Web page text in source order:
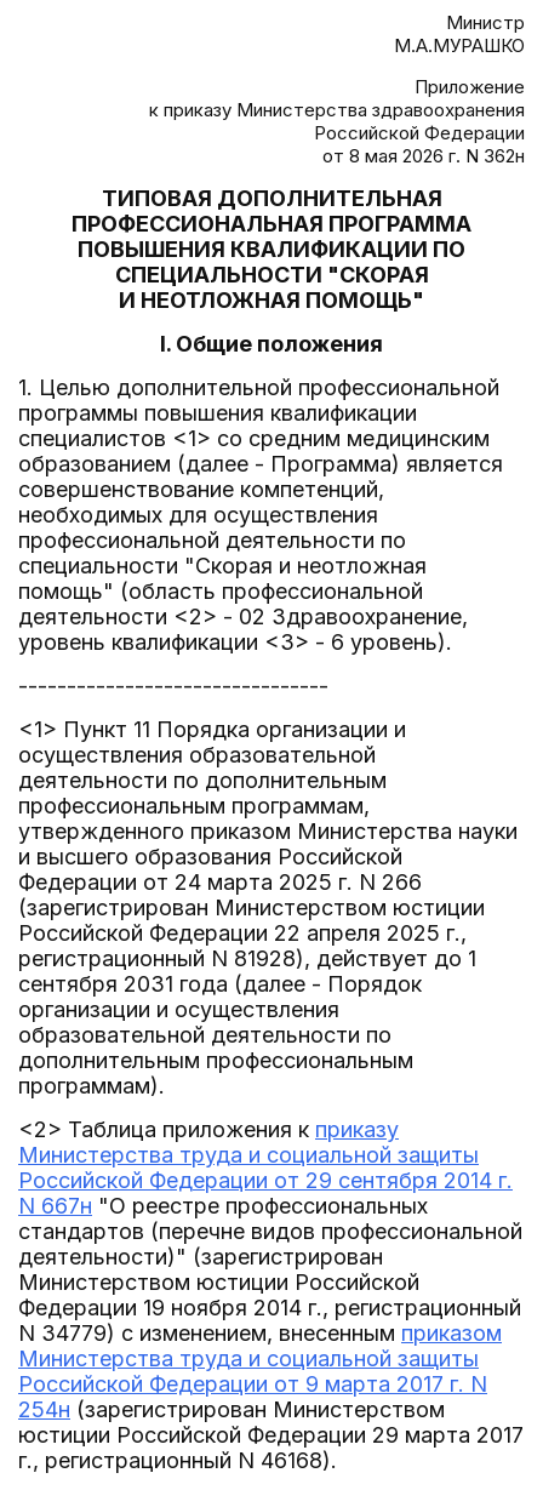
Министр
М.А.МУРАШКО
Приложение
к приказу Министерства здравоохранения
Российской Федерации
от 8 мая 2026 г. N 362н
ТИПОВАЯ ДОПОЛНИТЕЛЬНАЯ
ПРОФЕССИОНАЛЬНАЯ ПРОГРАММА
ПОВЫШЕНИЯ КВАЛИФИКАЦИИ ПО
СПЕЦИАЛЬНОСТИ "СКОРАЯ
И НЕОТЛОЖНАЯ ПОМОЩЬ"
I. Общие положения
1. Целью дополнительной профессиональной
программы повышения квалификации
специалистов <1> со средним медицинским
образованием (далее - Программа) является
совершенствование компетенций,
необходимых для осуществления
профессиональной деятельности по
специальности "Скорая и неотложная
помощь" (область профессиональной
деятельности <2> - 02 Здравоохранение,
уровень квалификации <3> - 6 уровень).
--------------------------------
<1> Пункт 11 Порядка организации и
осуществления образовательной
деятельности по дополнительным
профессиональным программам,
утвержденного приказом Министерства науки
и высшего образования Российской
Федерации от 24 марта 2025 г. N 266
(зарегистрирован Министерством юстиции
Российской Федерации 22 апреля 2025 г.,
регистрационный N 81928), действует до 1
сентября 2031 года (далее - Порядок
организации и осуществления
образовательной деятельности по
дополнительным профессиональным
программам).
<2> Таблица приложения к приказу
Министерства труда и социальной защиты
Российской Федерации от 29 сентября 2014 г.
N 667н "О реестре профессиональных
стандартов (перечне видов профессиональной
деятельности)" (зарегистрирован
Министерством юстиции Российской
Федерации 19 ноября 2014 г., регистрационный
N 34779) с изменением, внесенным приказом
Министерства труда и социальной защиты
Российской Федерации от 9 марта 2017 г. N
254н (зарегистрирован Министерством
юстиции Российской Федерации 29 марта 2017
г., регистрационный N 46168).